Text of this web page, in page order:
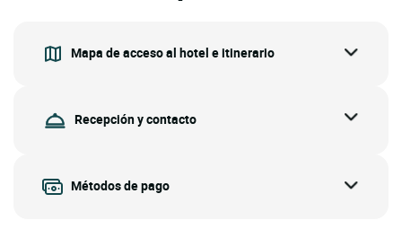
Mapa de acceso al hotel e itinerario
Recepción y contacto
Métodos de pago